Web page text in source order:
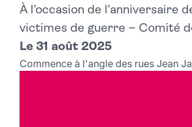
À l’occasion de l’anniversaire
victimes de guerre – Comité
Le 31 août 2025
Commence à l'angle des rues Jean